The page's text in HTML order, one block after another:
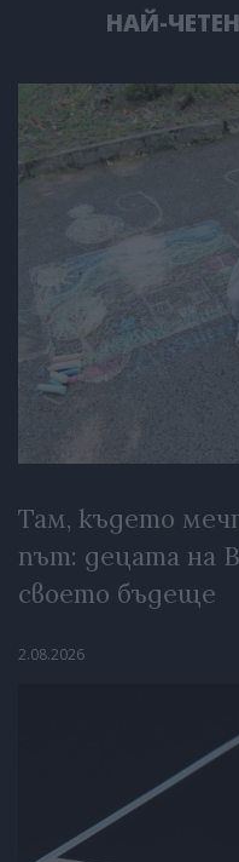
НАЙ-
Там, където
път: децата на
своето бъдеще
2.08.2026